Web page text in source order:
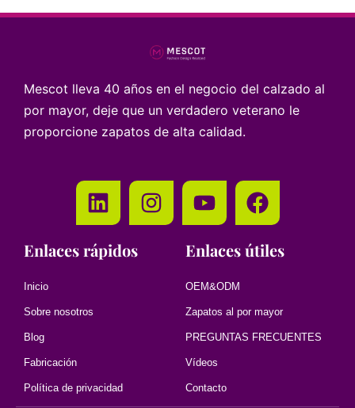
Mescot lleva 40 años en el negocio del calzado al
por mayor, deje que un verdadero veterano le
proporcione zapatos de alta calidad.
Enlaces rápidos
Inicio
Sobre nosotros
Blog
Fabricación
Política de privacidad
Enlaces útiles
OEM&ODM
Zapatos al por mayor
PREGUNTAS FRECUENTES
Vídeos
Contacto